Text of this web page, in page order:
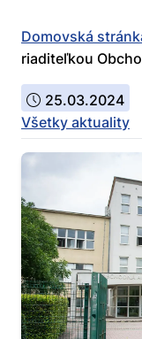
Domovská
riaditeľkou
25.03.2024
Všetky aktuality